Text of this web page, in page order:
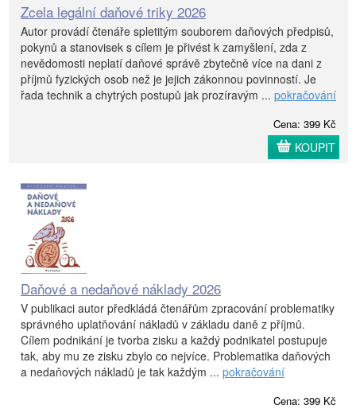
Zcela legální daňové triky 2026
Autor provádí čtenáře spletitým souborem daňových předpisů,
pokynů a stanovisek s cílem je přivést k zamyšlení, zda z
nevědomosti neplatí daňové správě zbytečně více na dani z
příjmů fyzických osob než je jejich zákonnou povinností. Je
řada technik a chytrých postupů jak prozíravým ... pokračování
Cena: 399 Kč
KOUPIT
Daňové a nedaňové náklady 2026
V publikaci autor předkládá čtenářům zpracování problematiky
správného uplatňování nákladů v základu daně z příjmů.
Cílem podnikání je tvorba zisku a každý podnikatel postupuje
tak, aby mu ze zisku zbylo co nejvíce. Problematika daňových
a nedaňových nákladů je tak každým ... pokračování
Cena: 399 Kč